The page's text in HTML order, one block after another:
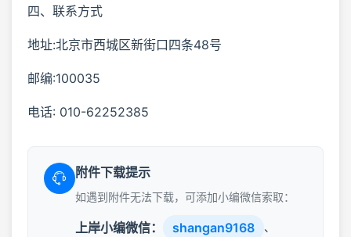
四、联系方式
地址:北京市西城区新街口四条48号
邮编:100035
电话: 010-62252385
附件下载提示
如遇到附件无法下载，可添加小编微信索取：
上岸小编微信： shangan9168 、